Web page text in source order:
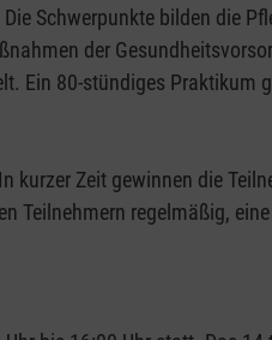
Schwerpunkte bilden die
der
Ein 80-stündiges Praktikum
Zeit gewinnen die
Teilnehmern regelmäßig,